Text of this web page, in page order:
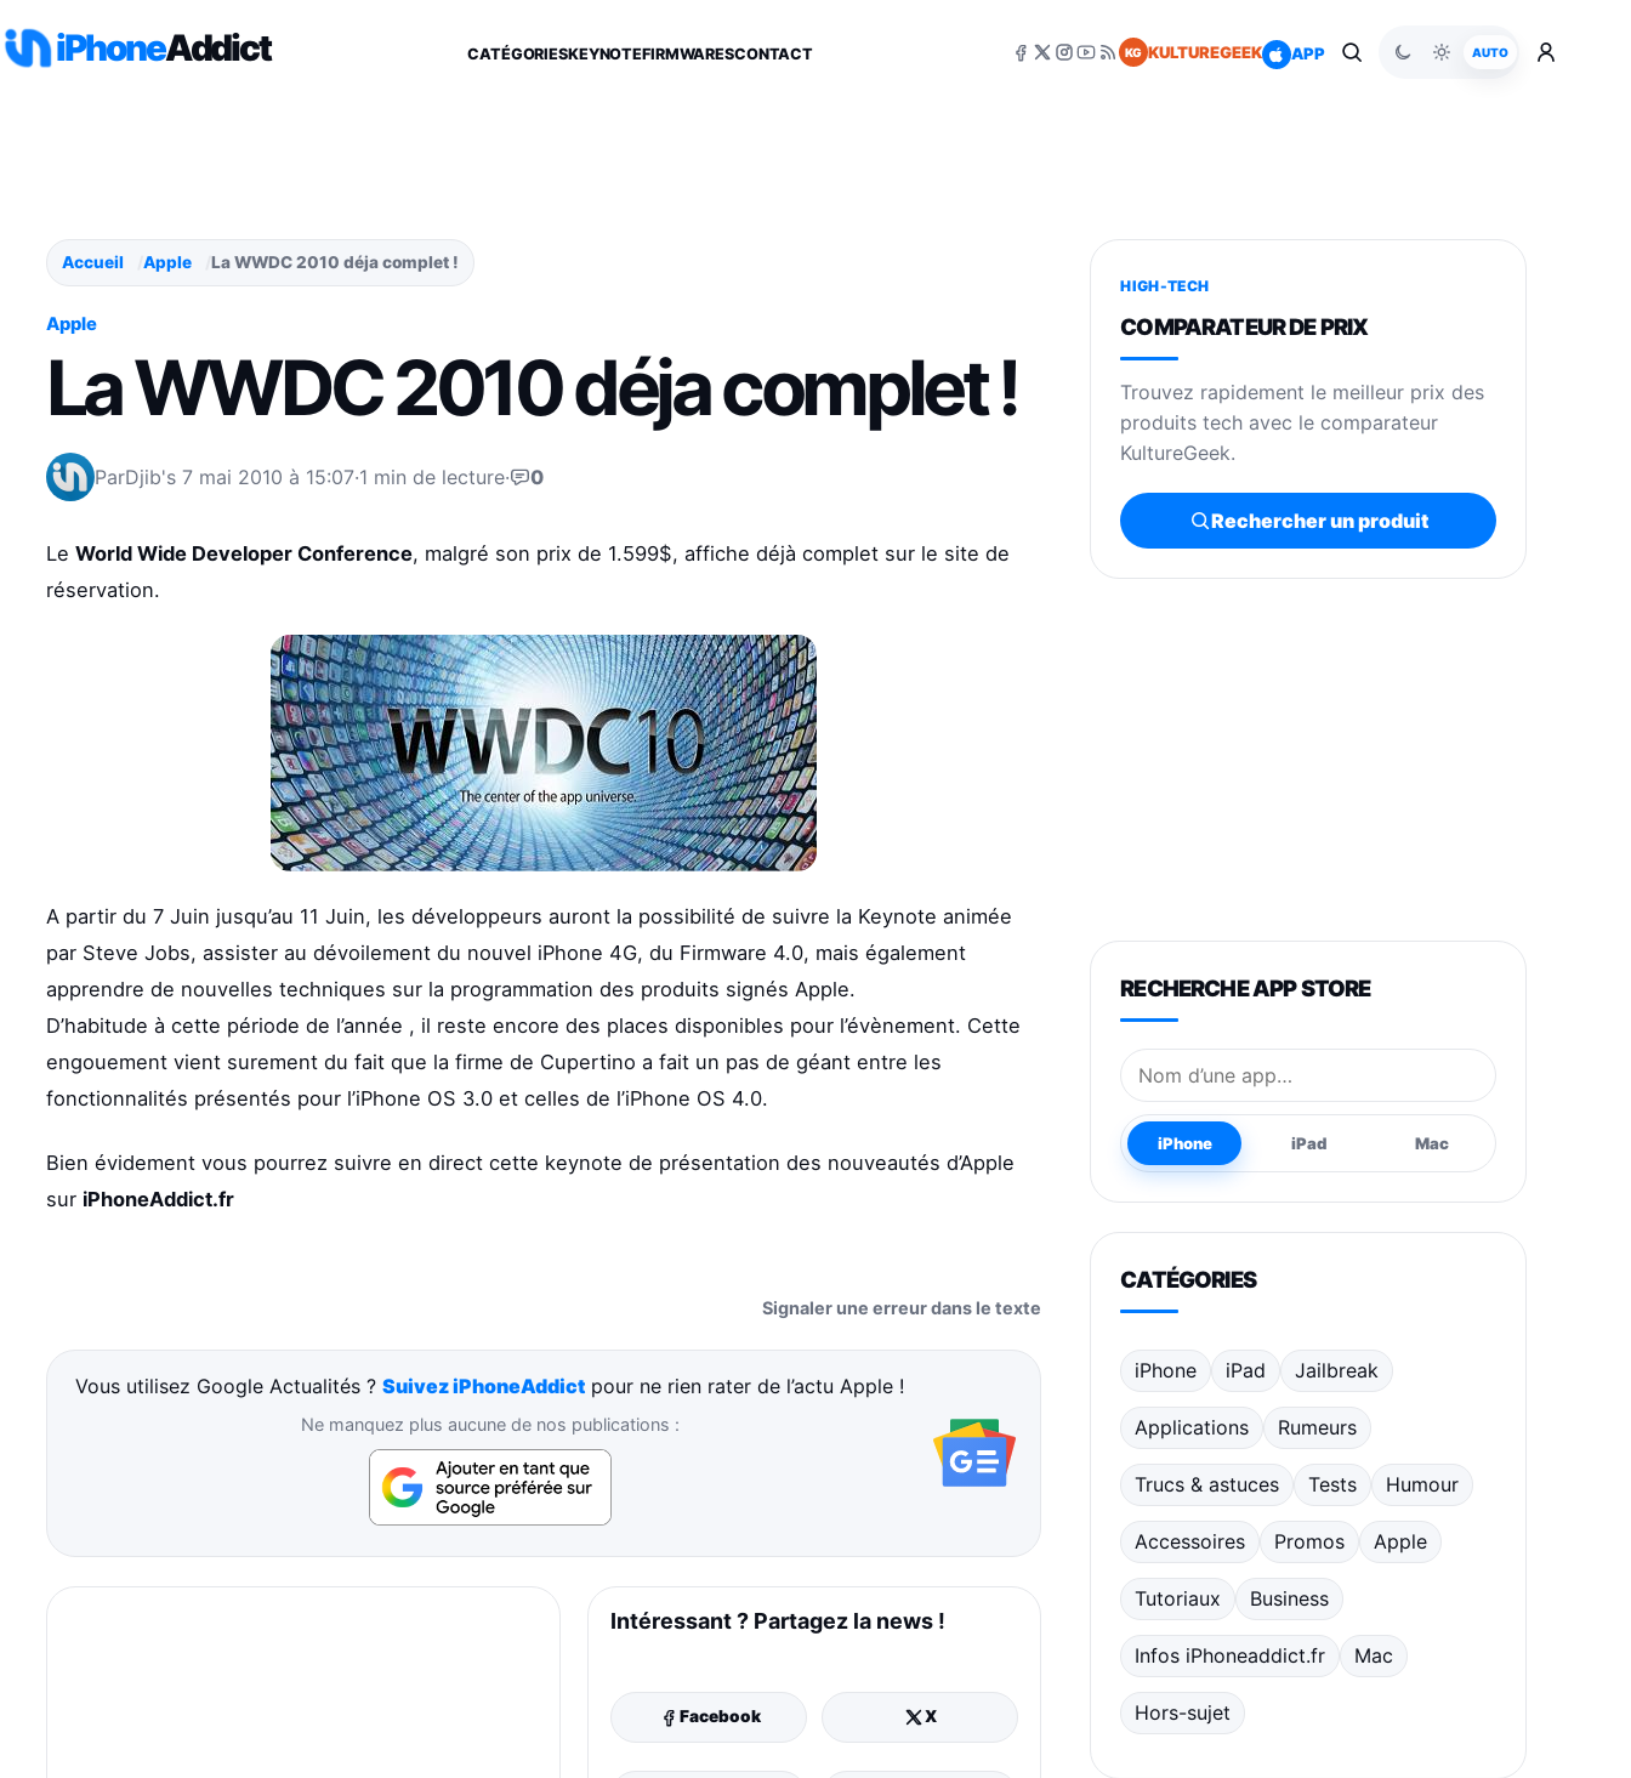
iPhoneAddict CATÉGORIESKEYNOTEFIRMWARESCONTACT KG KULTUREGEEK APP AUTO
Accueil Apple La WWDC 2010 déja complet !
Apple
La WWDC 2010 déja complet !
ParDjib's 7 mai 2010 à 15:07·1 min de lecture· 0
Le World Wide Developer Conference, malgré son prix de 1.599$, affiche déjà complet sur le site de
réservation.
A partir du 7 Juin jusqu’au 11 Juin, les développeurs auront la possibilité de suivre la Keynote animée
par Steve Jobs, assister au dévoilement du nouvel iPhone 4G, du Firmware 4.0, mais également
apprendre de nouvelles techniques sur la programmation des produits signés Apple.
D’habitude à cette période de l’année , il reste encore des places disponibles pour l’évènement. Cette
engouement vient surement du fait que la firme de Cupertino a fait un pas de géant entre les
fonctionnalités présentés pour l’iPhone OS 3.0 et celles de l’iPhone OS 4.0.
Bien évidement vous pourrez suivre en direct cette keynote de présentation des nouveautés d’Apple
sur iPhoneAddict.fr
Signaler une erreur dans le texte
Vous utilisez Google Actualités ?Suivez iPhoneAddict pour ne rien rater de l’actu Apple !
Ne manquez plus aucune de nos publications :
Intéressant ? Partagez la news !
Facebook X
HIGH-TECH
COMPARATEUR DE PRIX
Trouvez rapidement le meilleur prix des
produits tech avec le comparateur
KultureGeek.
Rechercher un produit
RECHERCHE APP STORE
Nom de l’application
iPhone iPad Mac
CATÉGORIES
iPhone iPad Jailbreak
Applications Rumeurs
Trucs & astuces Tests Humour
Accessoires Promos Apple
Tutoriaux Business
Infos iPhoneaddict.fr Mac
Hors-sujet